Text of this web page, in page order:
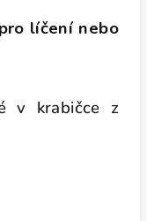
líčení nebo
v krabičce z